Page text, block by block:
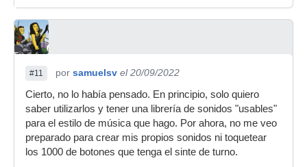
#11 por samuelsv el 20/09/2022
Cierto, no lo había pensado. En principio, solo quiero
saber utilizarlos y tener una librería de sonidos "usables"
para el estilo de música que hago. Por ahora, no me veo
preparado para crear mis propios sonidos ni toquetear
los 1000 de botones que tenga el sinte de turno.